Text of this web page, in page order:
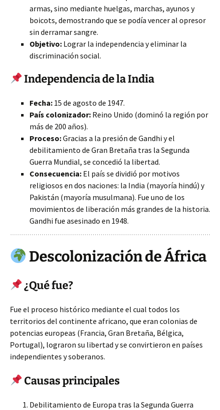
armas, sino mediante huelgas, marchas, ayunos y
boicots, demostrando que se podía vencer al opresor
sin derramar sangre.
Objetivo: Lograr la independencia y eliminar la
discriminación social.
Independencia de la India
Fecha: 15 de agosto de 1947.
País colonizador: Reino Unido (dominó la región por
más de 200 años).
Proceso:Gracias a la presión de Gandhi y el
debilitamiento de Gran Bretaña tras la Segunda
Guerra Mundial, se concedió la libertad.
Consecuencia: El país se dividió por motivos
religiosos en dos naciones: la India (mayoría hindú) y
Pakistán (mayoría musulmana). Fue uno de los
movimientos de liberación más grandes de la historia.
Gandhi fue asesinado en 1948.
Descolonización de África
¿Qué fue?
Fue el proceso histórico mediante el cual todos los
territorios del continente africano, que eran colonias de
potencias europeas (Francia, Gran Bretaña, Bélgica,
Portugal), lograron su libertad y se convirtieron en países
independientes y soberanos.
Causas principales
Debilitamiento de Europa tras la Segunda Guerra